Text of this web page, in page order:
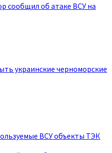
сообщил об атаке ВСУ на
украинские черноморские
ВСУ объекты ТЭК